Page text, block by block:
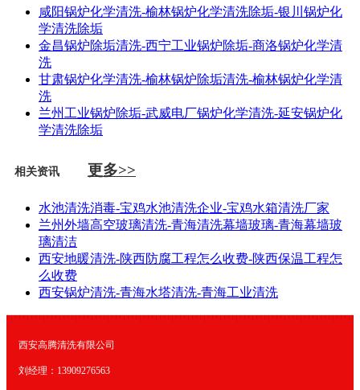
咸阳锅炉化学清洗-榆林锅炉化学清洗除垢-银川锅炉化
学清洗除垢
金昌锅炉除垢清洗-西宁工业锅炉除垢-商洛锅炉化学清
洗
甘肃锅炉化学清洗-榆林锅炉除垢清洗-榆林锅炉化学清
洗
兰州工业锅炉除垢-武威电厂锅炉化学清洗-延安锅炉化
学清洗除垢
相关资讯 更多>>
水池清洗消毒-宝鸡水池清洗企业-宝鸡水箱清洗厂家
兰州外墙高空玻璃清洗-青海清洗幕墙玻璃-青海幕墙玻
璃清洁
西安地暖清洗-陕西防腐工程怎么收费-陕西保温工程怎
么收费
西安锅炉清洗-青海水塔清洗-青海工业清洗
西安高腾清洗有限公司
刘经理：13909276563